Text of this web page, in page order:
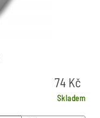
74 Kč
Skladem